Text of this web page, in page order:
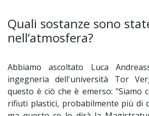
Quali sostanze sono
nell’atmosfera?
Abbiamo ascoltato Luca
ingegneria dell'università Tor
questo è ciò che è emerso: "Siamo
rifiuti plastici, probabilmente più di